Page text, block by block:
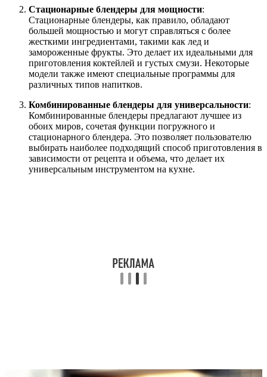
Стационарные блендеры для мощности:
Стационарные блендеры, как правило, обладают
большей мощностью и могут справляться с более
жесткими ингредиентами, такими как лед и
замороженные фрукты. Это делает их идеальными для
приготовления коктейлей и густых смузи. Некоторые
модели также имеют специальные программы для
различных типов напитков.
Комбинированные блендеры для универсальности:
Комбинированные блендеры предлагают лучшее из
обоих миров, сочетая функции погружного и
стационарного блендера. Это позволяет пользователю
выбирать наиболее подходящий способ приготовления в
зависимости от рецепта и объема, что делает их
универсальным инструментом на кухне.